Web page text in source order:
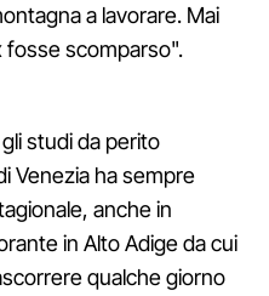
a lavorare. Mai
fosse scomparso".
studi da perito
Venezia ha sempre
anche in
in Alto Adige da cui
qualche giorno